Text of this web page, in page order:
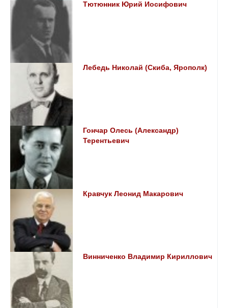
Тютюнник Юрий Иосифович
Лебедь Николай (Скиба, Ярополк)
Гончар Олесь (Александр)
Терентьевич
Кравчук Леонид Макарович
Винниченко Владимир Кириллович